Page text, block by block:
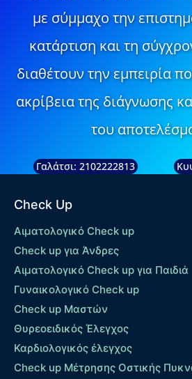
με σύμμαχο την
κατάρτιση και τη
διαθέτουν την εμπειρία
ακρίβεια της διάγνωσης
του
Γαλάτσι: 2102222813
Check Up
Αιματολογικό Check up
Check up για Άνδρες
Αιματολογικό Check up για Παιδιά
Γυναικολογικό Check up
Check up Μαστών
Θυρεοειδικός Έλεγχος
Καρδιολογικός έλεγχος
Check up Mέτρησης Οστικής